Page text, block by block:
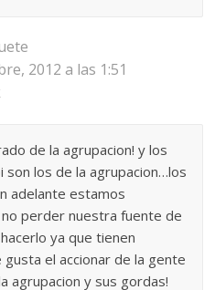
2012 a las 1:51
de la agrupacion! y los
son los de la agrupacion…los
adelante estamos
perder nuestra fuente de
ya que tienen
gusta el accionar de la gente
agrupacion y sus gordas!